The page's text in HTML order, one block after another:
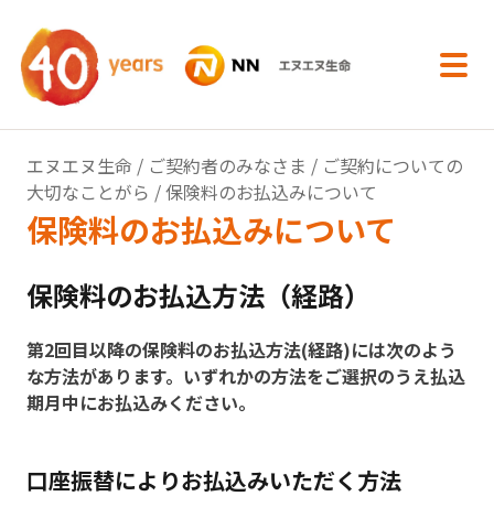
エヌエヌ生命 / ご契約者のみなさま / ご契約についての
大切なことがら / 保険料のお払込みについて
保険料のお払込みについて
保険料のお払込方法（経路）
第2回目以降の保険料のお払込方法(経路)には次のよう
な方法があります。いずれかの方法をご選択のうえ払込
期月中にお払込みください。
口座振替によりお払込みいただく方法